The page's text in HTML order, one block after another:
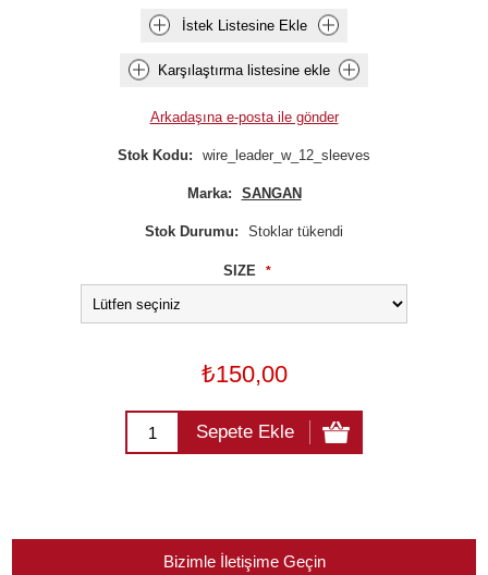
İstek Listesine Ekle
Karşılaştırma listesine ekle
Arkadaşına e-posta ile gönder
Stok Kodu: wire_leader_w_12_sleeves
Marka: SANGAN
Stok Durumu: Stoklar tükendi
SIZE *
₺150,00
Sepete Ekle
Bizimle İletişime Geçin